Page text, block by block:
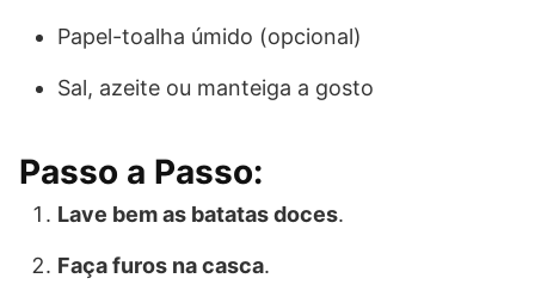
Papel-toalha úmido (opcional)
Sal, azeite ou manteiga a gosto
Passo a Passo:
Lave bem as batatas doces.
Faça furos na casca.